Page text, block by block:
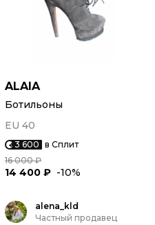
ALAIA
Ботильоны
EU 40
3 600 в Сплит
16 000 ₽
14 400 ₽ -10%
alena_kld
Частный продавец